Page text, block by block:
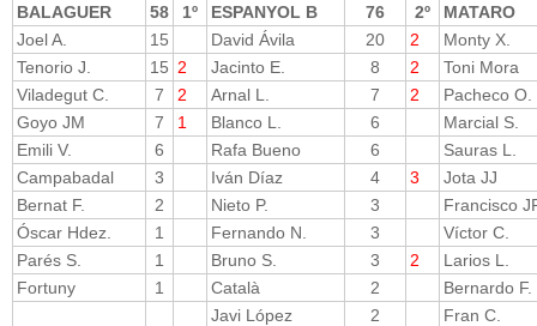
BALAGUER 58 1º ESPANYOL B 76 2º
MATARO
Joel A.
15 David Ávila 20 2
Monty X.
Tenorio J.
15 2 Jacinto E. 8 2
Toni Mora
Viladegut C.
7 2 Arnal L. 7 2
Pacheco O.
Goyo JM
7 1 Blanco L. 6
Marcial S.
Emili V.
6 Rafa Bueno 6
Sauras L.
Campabadal
3 Iván Díaz 4 3
Jota JJ
Bernat F.
2 Nieto P. 3
Francisco
Óscar Hdez.
1 Fernando N. 3
Víctor C.
Parés S.
1 Bruno S. 3 2
Larios L.
Fortuny
1 Català 2
Bernardo F.
Javi López
2
Fran C.